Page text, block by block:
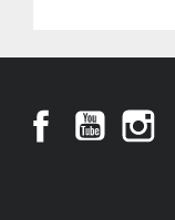
FacebookYouTube